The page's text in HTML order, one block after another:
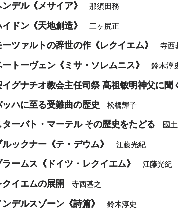
ンデル《メサイア》 那須田務
イドン《天地創造》 三ヶ尻正
ーツァルトの辞世の作《レクイエム》 寺西
ートーヴェン《ミサ・ソレムニス》 鈴木淳
イグナチオ教会主任司祭 髙祖敏明神父に聞
ッハに至る受難曲の歴史 松橋輝子
ターバト・マーテル その歴史をたどる 國土
ルックナー《テ・デウム》 江藤光紀
ラームス《ドイツ・レクイエム》 江藤光紀
クイエムの展開 寺西基之
ンデルスゾーン《詩篇》 鈴木淳史